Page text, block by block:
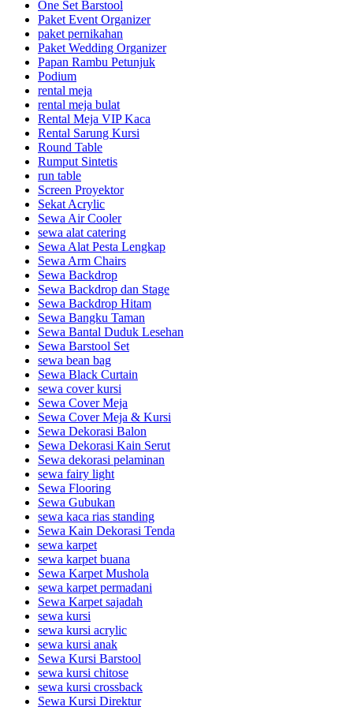
One Set Barstool
Paket Event Organizer
paket pernikahan
Paket Wedding Organizer
Papan Rambu Petunjuk
Podium
rental meja
rental meja bulat
Rental Meja VIP Kaca
Rental Sarung Kursi
Round Table
Rumput Sintetis
run table
Screen Proyektor
Sekat Acrylic
Sewa Air Cooler
sewa alat catering
Sewa Alat Pesta Lengkap
Sewa Arm Chairs
Sewa Backdrop
Sewa Backdrop dan Stage
Sewa Backdrop Hitam
Sewa Bangku Taman
Sewa Bantal Duduk Lesehan
Sewa Barstool Set
sewa bean bag
Sewa Black Curtain
sewa cover kursi
Sewa Cover Meja
Sewa Cover Meja & Kursi
Sewa Dekorasi Balon
Sewa Dekorasi Kain Serut
Sewa dekorasi pelaminan
sewa fairy light
Sewa Flooring
Sewa Gubukan
sewa kaca rias standing
Sewa Kain Dekorasi Tenda
sewa karpet
sewa karpet buana
Sewa Karpet Mushola
sewa karpet permadani
Sewa Karpet sajadah
sewa kursi
sewa kursi acrylic
sewa kursi anak
Sewa Kursi Barstool
sewa kursi chitose
sewa kursi crossback
Sewa Kursi Direktur